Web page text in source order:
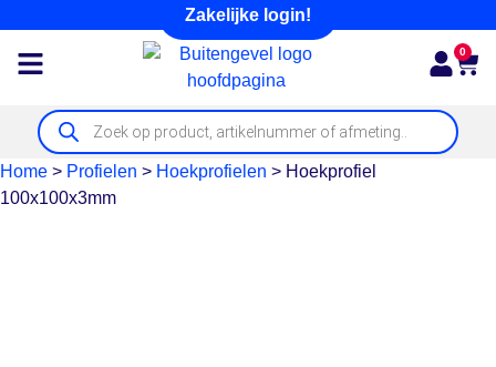
Zakelijke login!
0
Home > Profielen > Hoekprofielen > Hoekprofiel
100x100x3mm